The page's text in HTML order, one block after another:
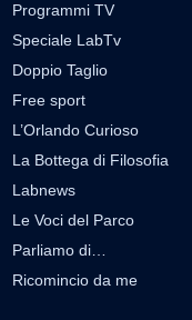
Programmi TV
Speciale LabTv
Doppio Taglio
Free sport
L’Orlando Curioso
La Bottega di Filosofia
Labnews
Le Voci del Parco
Parliamo di…
Ricomincio da me